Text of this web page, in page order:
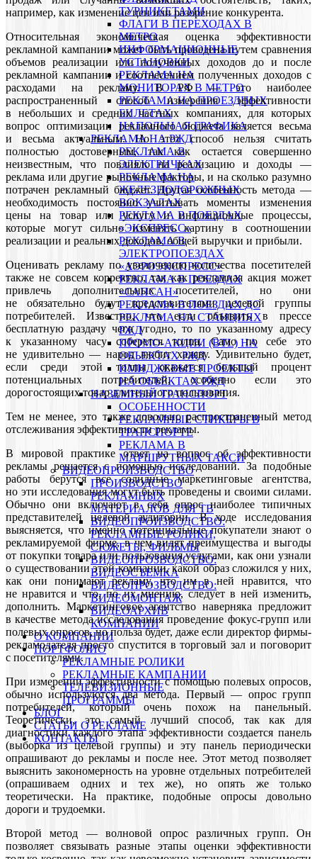
ТУРНИКЕТАМИ
ФЛАГИ В ПЕРЕХОДАХ В
МЕТРО
ИНФОРМАЦИОННЫЕ
УСТАНОВКИ
РЕКЛАМА НА
МОНИТОРАХ В МЕТРО
РЕКЛАМА НА ПРОЕЗДНЫХ
БИЛЕТАХ
НАПОЛЬНАЯ ГРАФИКА
РЕКЛАМА НА РЖД
РЕКЛАМА В
ЭЛЕКТРИЧКАХ
РЕКЛАМА НА
ЖЕЛЕЗНОДОРОЖНЫХ
ВОКЗАЛАХ
РЕКЛАМА В ПОЕЗДАХ
«ЭКСПРЕСС»
РЕКЛАМА В
ЭЛЕКТРОПОЕЗДАХ
«АЭРОЭКСПРЕСС»
РЕКЛАМА В ПОЕЗДАХ
«САПСАН»
РЕКЛАМА В ПОЕЗДАХ ДС
РЕКЛАМА НА СТАНЦИЯХ
РЖД
ПРОМО-АКЦИИ (BTL) НА
ОБЪЕКТАХ РЖД
ИМИДЖЕВЫЕ ПРОЕКТЫ
НА ОБЪЕКТАХ РЖД
НАЗЕМНЫЙ ТРАНСПОРТ
ОСОБЕННОСТИ
РЕКЛАМНЫЕ СТИКЕРЫ В
ТРАНСПОРТЕ
РЕКЛАМА В
МАРШРУТНЫХ ТАКСИ
ВИДЕОПРОИЗВОДСТВО
ПРОИЗВОДСТВО
РЕКЛАМНЫХ
МАТЕРИАЛОВ ДЛЯ ТВ
ВИДЕОПРОИЗВОДСТВО:
РЕКЛАМНЫЕ РОЛИКИ,
СЮЖЕТЫ, ФИЛЬМЫ
ВИДЕОПРОЗВОДСТВО:
ВИДЕОСЪЕМКА
ВИДЕОПРОЗВОДСТВО:
ВИДЕОМОНТАЖ
ВИДЕОАРХИВ
КОМПАНИИ
О КОМПАНИИ
ПОРТФОЛИО
РЕКЛАМНЫЕ РОЛИКИ
РЕКЛАМНЫЕ КАМПАНИИ
ТЕЛЕВИЗИОННЫЕ
ПРОГРАММЫ
БЛОГ
СТАТЬИ О РЕКЛАМЕ
КОНТАКТЫ
например, как изменение цен или разорение конкурента.
Относительная экономическая оценка эффективности
рекламной кампании может быть проведена путем сравнения
объемов реализации или полученных доходов до и после
рекламной кампании и соотнесением полученных доходов с
расходами на рекламу. В РФ — это наиболее
распространенный способ измерения эффективности
в небольших и средних частных компаниях, для которых
вопрос оптимизации рекламного бюджета является весьма
и весьма актуальным. Но этот способ нельзя считать
полностью достоверным, так как остается совершенно
неизвестным, что повлияло на реализацию и доходы —
реклама или другие рыночные факторы, и на сколько разумно
потрачен рекламный бюджет. Другая особенность метода —
необходимость постоянно учитывать моменты изменения
цены на товар или услугу и инфляционные процессы,
которые могут сильно изменять картину в соотношении
реализации и реальных доходов, общей выручки и прибыли.
Оценивать рекламу по увеличению количества посетителей
также не совсем корректно, так как рекламная акция может
привлечь дополнительных посетителей, но они
не обязательно будут представителями целевой группы
потребителей. Известно, что если объявить в прессе
бесплатную раздачу чего угодно, то по указанному адресу
к указанному часу соберется толпа. Само по себе это
не удивительно — народ любит халяву. Удивительно будет,
если среди этой толпы окажется большой процент
потенциальных потребителей, особенно если это
дорогостоящих товар длительного пользования.
Тем не менее, это также довольно распространенный метод
отслеживания эффективности рекламы.
В мировой практике ответ на вопрос об эффективности
рекламы решается с помощью исследований. За подобные
работы берутся все солидные маркетинговые агентства,
но эти исследования могут быть проведены и своими силами.
Обычно они включают в себя опрос наиболее типичных
представителей целевой аудитории. В ходе исследования
выясняется, что именно потенциальные покупатели знают о
рекламируемой фирме, в чем видят преимущества и выгоды
от покупки товара или пользования услугами, как они узнали
о существовании этой компании, какой образ сложился у них,
как они понимают рекламу, что им в ней нравится, что
не нравится и что, по их мнению, следует в ней изменить,
дополнить. Маркетинговое агентство наверняка предложит
в качестве метода исследования проведение фокус-групп или
полевых опросов, но польза будет, даже если директор фирмы-
рекламодателя просто спустится в торговый зал и поговорит
с посетителями.
При измерении эффективности с помощью полевых опросов,
обычно используются два метода. Первый — опрос групп
потребителей, который очень похож на панельный.
Теоретически, это самый лучший способ, так как для
диагностики каждого этапа эффективности создается панель
(выборка из целевой группы) и эту панель периодически
опрашивают до рекламы и после нее. Этот метод позволяет
выяснить закономерность на уровне отдельных потребителей
(опрашиваем одних и тех же), но опять же только
теоретически. На практике, подобные опросы довольно
дороги и трудоемки.
Второй метод — волновой опрос различных групп. Он
позволяет связывать разные этапы оценки эффективности